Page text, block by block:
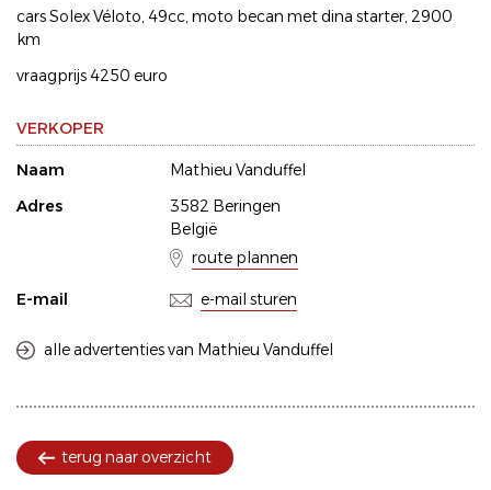
cars Solex Véloto, 49cc, moto becan met dina starter, 2900
km
vraagprijs 4250 euro
VERKOPER
Naam
Mathieu Vanduffel
Adres
3582 Beringen
België
route plannen
E-mail e-mail sturen
alle advertenties van Mathieu Vanduffel
terug naar overzicht